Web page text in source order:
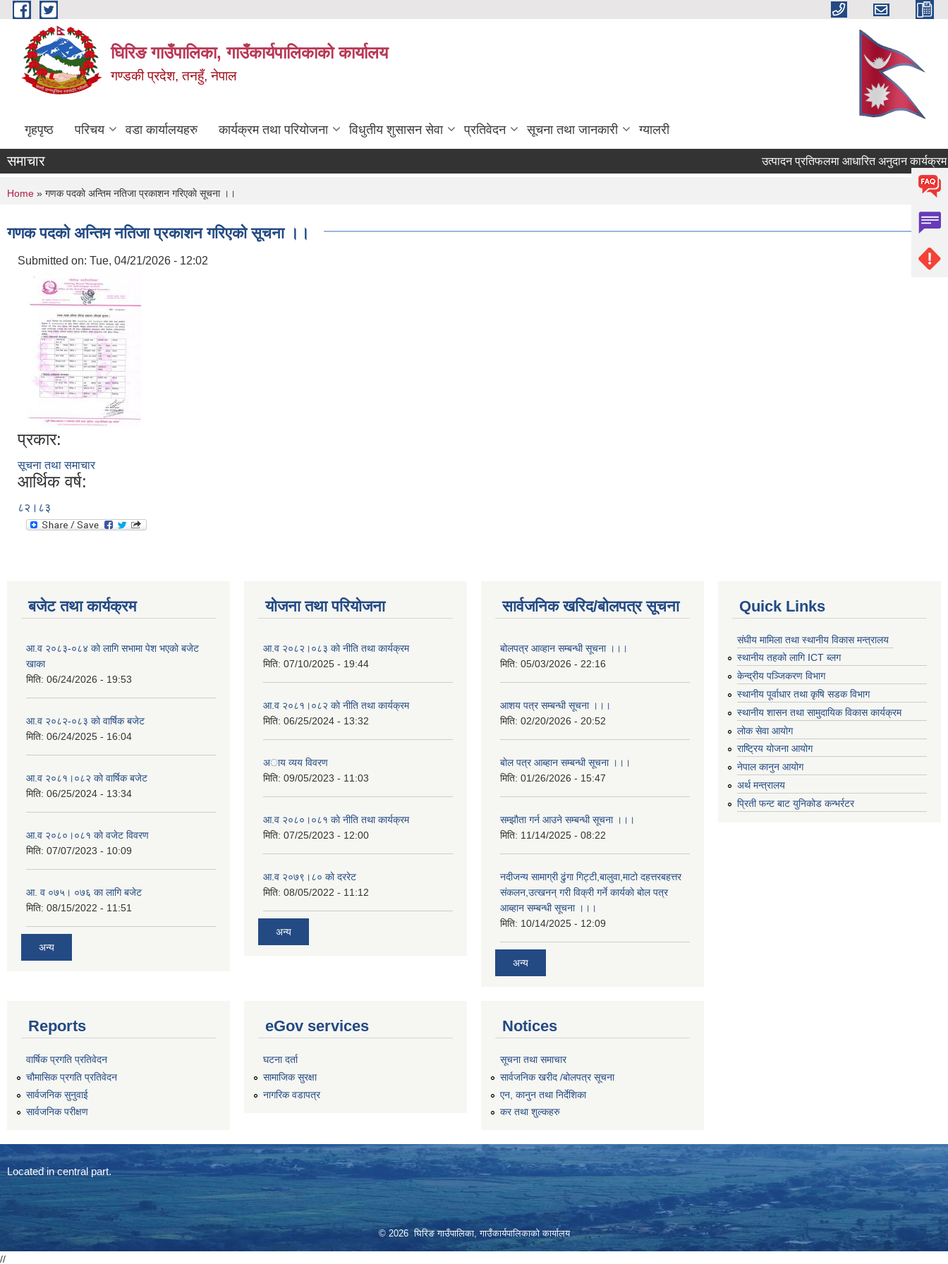
Skip to main content
घिरिङ गाउँपालिका, गाउँकार्यपालिकाको कार्यालय
गण्डकी प्रदेश, तनहुँ, नेपाल
गृहपृष्ठ परिचय वडा कार्यालयहरु कार्यक्रम तथा परियोजना विधुतीय शुसासन सेवा प्रतिवेदन सूचना तथा जानकारी ग्यालरी
समाचार उत्पादन प्रतिफलमा आधारित अनुदान कार्यक्रम
You are here
Home » गणक पदकाे अन्तिम नतिजा प्रकाशन गरिएकाे सूचना ।।
गणक पदकाे अन्तिम नतिजा प्रकाशन गरिएकाे सूचना ।।
Submitted on: Tue, 04/21/2026 - 12:02
प्रकार:
सूचना तथा समाचार
आर्थिक वर्ष:
८२।८३
बजेट तथा कार्यक्रम
आ.व २०८३-०८४ काे लागि सभामा पेश भएकाे बजेट
खाका
मिति: 06/24/2026 - 19:53
आ.व २०८२-०८३ काे वार्षिक बजेट
मिति: 06/24/2025 - 16:04
आ.व २०८१।०८२ काे वार्षिक बजेट
मिति: 06/25/2024 - 13:34
आ.व २०८०।०८१ काे वजेट विवरण
मिति: 07/07/2023 - 10:09
आ. व ०७५। ०७६ का लागि बजेट
मिति: 08/15/2022 - 11:51
अन्य
योजना तथा परियोजना
आ.व २०८२।०८३ काे नीति तथा कार्यक्रम
मिति: 07/10/2025 - 19:44
आ.व २०८१।०८२ काे नीति तथा कार्यक्रम
मिति: 06/25/2024 - 13:32
अाय व्यय विवरण
मिति: 09/05/2023 - 11:03
आ.व २०८०।०८१ काे नीति तथा कार्यक्रम
मिति: 07/25/2023 - 12:00
आ.व २०७९।८० काे दररेट
मिति: 08/05/2022 - 11:12
अन्य
सार्वजनिक खरिद/बोलपत्र सूचना
बोलपत्र आव्हान सम्बन्धी सूचना ।।।
मिति: 05/03/2026 - 22:16
आशय पत्र सम्बन्धी सूचना ।।।
मिति: 02/20/2026 - 20:52
बाेल पत्र आब्हान सम्बन्धी सूचना ।।।
मिति: 01/26/2026 - 15:47
सम्झाैता गर्न आउने सम्बन्धी सूचना ।।।
मिति: 11/14/2025 - 08:22
नदीजन्य सामाग्री ढुंगा गिट्टी,बालुवा,माटो दहत्तरबहत्तर
संकलन,उत्खनन् गरी विक्री गर्ने कार्यकाे बोल पत्र
आब्हान सम्बन्धी सूचना ।।।
मिति: 10/14/2025 - 12:09
अन्य
Quick Links
संघीय मामिला तथा स्थानीय विकास मन्त्रालय
स्थानीय तहको लागि ICT ब्लग
केन्द्रीय पञ्जिकरण विभाग
स्थानीय पूर्वाधार तथा कृषि सडक विभाग
स्थानीय शासन तथा सामुदायिक विकास कार्यक्रम
लोक सेवा आयोग
राष्ट्रिय योजना आयोग
नेपाल कानुन आयोग
अर्थ मन्त्रालय
प्रिती फन्ट बाट युनिकोड कन्भर्रटर
Reports
वार्षिक प्रगति प्रतिवेदन
चौमासिक प्रगति प्रतिवेदन
सार्वजनिक सुनुवाई
सार्वजनिक परीक्षण
eGov services
घटना दर्ता
सामाजिक सुरक्षा
नागरिक वडापत्र
Notices
सूचना तथा समाचार
सार्वजनिक खरीद /बोलपत्र सूचना
एन, कानुन तथा निर्देशिका
कर तथा शुल्कहरु
Located in central part.
© 2026 घिरिङ गाउँपालिका, गाउँकार्यपालिकाको कार्यालय
//